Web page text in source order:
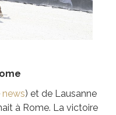
news) et de Lausanne
à Rome. La victoire